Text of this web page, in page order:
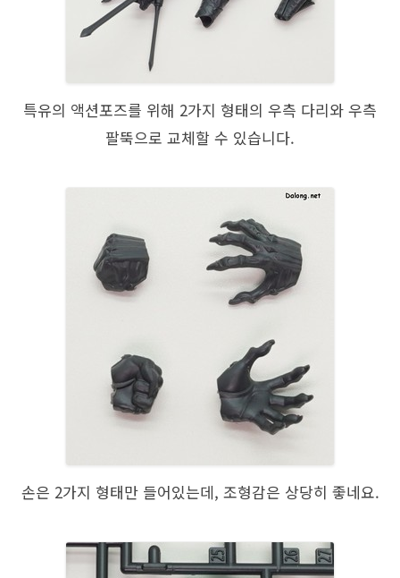
특유의 액션포즈를 위해 2가지 형태의 우측 다리와 우측
팔뚝으로 교체할 수 있습니다.
손은 2가지 형태만 들어있는데, 조형감은 상당히 좋네요.